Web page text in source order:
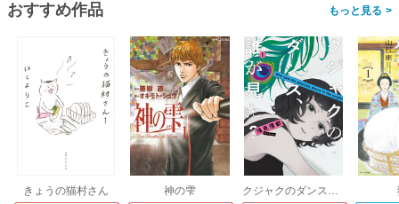
おすすめ作品 >
きょうの猫村さん 神の雫 クジャクのダンス、誰が見た?